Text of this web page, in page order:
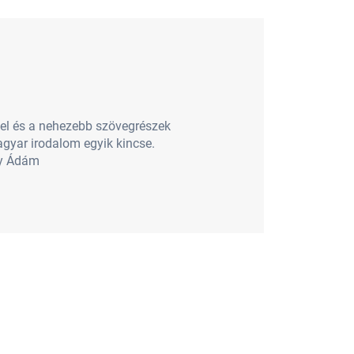
és a nehezebb szövegrészek
irodalom egyik kincse.
Ádám